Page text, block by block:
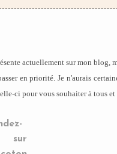
actuellement sur mon
en priorité. Je n'aurais
ci pour vous souhaiter à tous